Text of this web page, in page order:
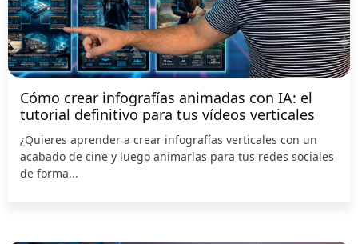
Cómo crear infografías animadas con IA: el
tutorial definitivo para tus vídeos verticales
¿Quieres aprender a crear infografías verticales con un
acabado de cine y luego animarlas para tus redes sociales
de forma...